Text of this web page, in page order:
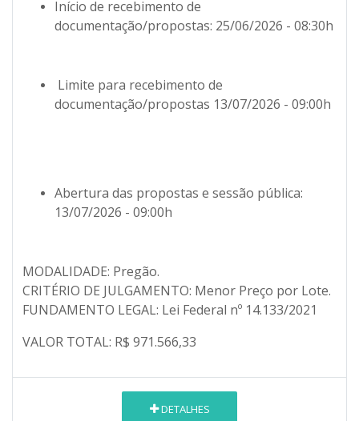
Início de recebimento de
documentação/propostas: 25/06/2026 - 08:30h
Limite para recebimento de
documentação/propostas 13/07/2026 - 09:00h
Abertura das propostas e sessão pública:
13/07/2026 - 09:00h
MODALIDADE: Pregão.
CRITÉRIO DE JULGAMENTO: Menor Preço por Lote.
FUNDAMENTO LEGAL: Lei Federal nº 14.133/2021
VALOR TOTAL: R$ 971.566,33
DETALHES